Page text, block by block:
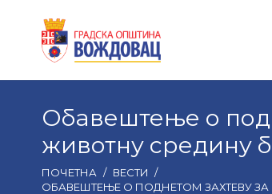
Обавештење о
животну средину
ПОЧЕТНА / ВЕСТИ /
ОБАВЕШТЕЊЕ О ПОДНЕТОМ ЗАХТЕВУ